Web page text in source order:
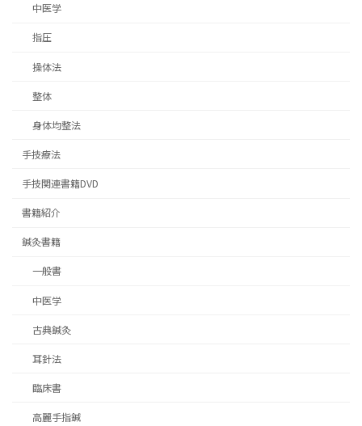
中医学
指圧
操体法
整体
身体均整法
手技療法
手技関連書籍DVD
書籍紹介
鍼灸書籍
一般書
中医学
古典鍼灸
耳針法
臨床書
高麗手指鍼